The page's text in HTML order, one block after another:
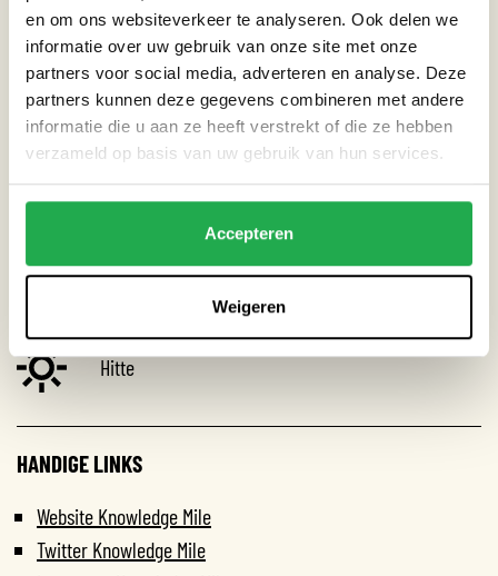
en om ons websiteverkeer te analyseren. Ook delen we
informatie over uw gebruik van onze site met onze
partners voor social media, adverteren en analyse. Deze
partners kunnen deze gegevens combineren met andere
informatie die u aan ze heeft verstrekt of die ze hebben
verzameld op basis van uw gebruik van hun services.
Accepteren
Weigeren
Dak
Straat
Extreme neerslag
Hitte
HANDIGE LINKS
Website Knowledge Mile
Twitter Knowledge Mile